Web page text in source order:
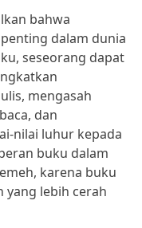
bahwa
dalam dunia
seseorang dapat
mengasah
dan
nilai luhur kepada
buku dalam
karena buku
yang lebih cerah